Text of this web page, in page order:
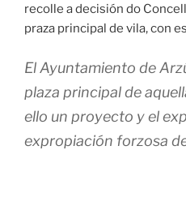
recolle a decisión do
praza principal de vila, con
El Ayuntamiento de
plaza principal de
ello un proyecto y el
expropiación forzosa